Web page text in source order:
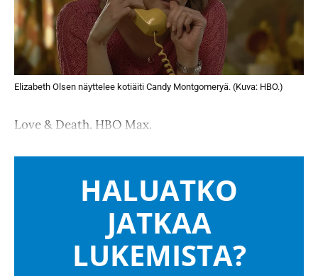
Elizabeth Olsen näyttelee kotiäiti Candy Montgomeryä. (Kuva: HBO.)
Love & Death. HBO Max.
HALUATKO
JATKAA
LUKEMISTA?